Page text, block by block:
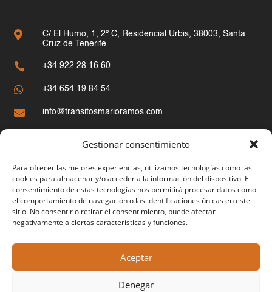
Gestionar consentimiento
Para ofrecer las mejores experiencias, utilizamos tecnologías como las
cookies para almacenar y/o acceder a la información del dispositivo. El
consentimiento de estas tecnologías nos permitirá procesar datos como
el comportamiento de navegación o las identificaciones únicas en este
sitio. No consentir o retirar el consentimiento, puede afectar
negativamente a ciertas características y funciones.
Aceptar
Denegar

C/ El Humo, 1, 2º C, Residencial Urbis, 38003, Santa
Cruz de Tenerife
 +34 922 28 16 60
 +34 654 19 84 54
 info@transitosmarioramos.com
Inicio
Aduanas
Importaciones
Contacto